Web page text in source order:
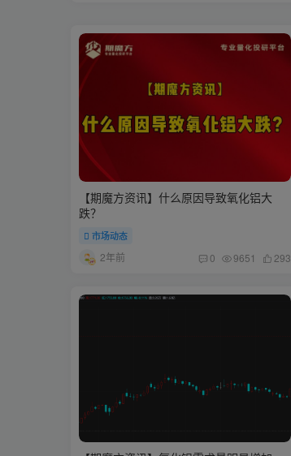
【期魔方资讯】什么原因导致氧化铝大
跌？
市场动态
2年前 0 9651 293